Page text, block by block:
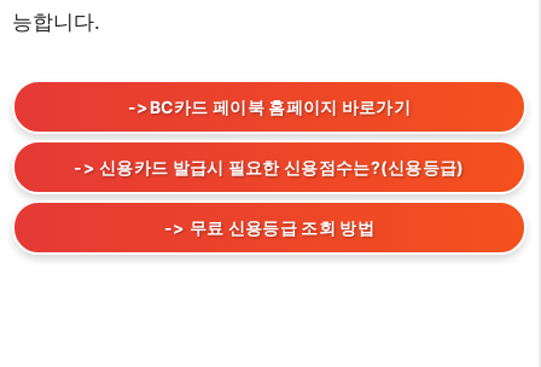
능합니다.
->BC카드 페이북 홈페이지 바로가기
-> 신용카드 발급시 필요한 신용점수는?(신용등급)
-> 무료 신용등급 조회 방법